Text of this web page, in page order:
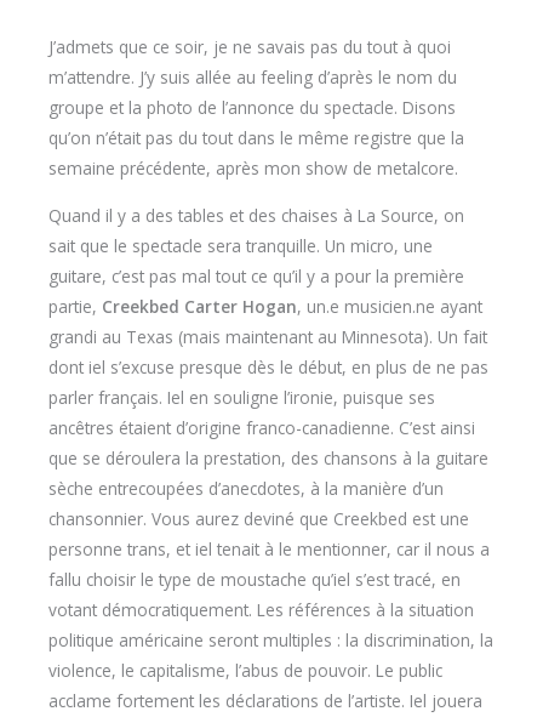
J’admets que ce soir, je ne savais pas du tout à quoi
m’attendre. J’y suis allée au feeling d’après le nom du
groupe et la photo de l’annonce du spectacle. Disons
qu’on n’était pas du tout dans le même registre que la
semaine précédente, après mon show de metalcore.
Quand il y a des tables et des chaises à La Source, on
sait que le spectacle sera tranquille. Un micro, une
guitare, c’est pas mal tout ce qu’il y a pour la première
partie, Creekbed Carter Hogan, un.e musicien.ne ayant
grandi au Texas (mais maintenant au Minnesota). Un fait
dont iel s’excuse presque dès le début, en plus de ne pas
parler français. Iel en souligne l’ironie, puisque ses
ancêtres étaient d’origine franco-canadienne. C’est ainsi
que se déroulera la prestation, des chansons à la guitare
sèche entrecoupées d’anecdotes, à la manière d’un
chansonnier. Vous aurez deviné que Creekbed est une
personne trans, et iel tenait à le mentionner, car il nous a
fallu choisir le type de moustache qu’iel s’est tracé, en
votant démocratiquement. Les références à la situation
politique américaine seront multiples : la discrimination, la
violence, le capitalisme, l’abus de pouvoir. Le public
acclame fortement les déclarations de l’artiste. Iel jouera